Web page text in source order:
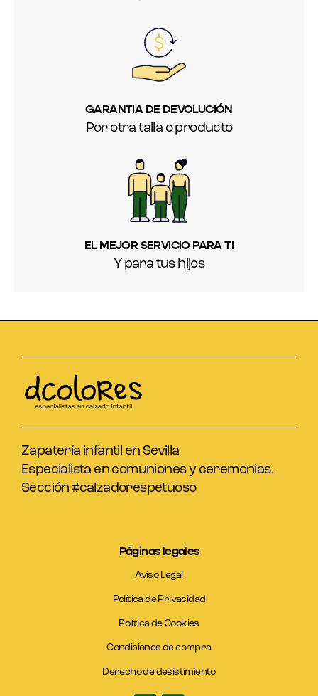
GARANTIA DE DEVOLUCIÓN
Por otra talla o producto
EL MEJOR SERVICIO PARA TI
Y para tus hijos
Zapatería infantil en Sevilla
Especialista en comuniones y ceremonias.
Sección #calzadorespetuoso
Páginas legales
Aviso Legal
Política de Privacidad
Política de Cookies
Condiciones de compra
Derecho de desistimiento